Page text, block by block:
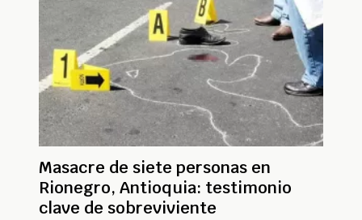
Masacre de siete personas en
Rionegro, Antioquia: testimonio
clave de sobreviviente